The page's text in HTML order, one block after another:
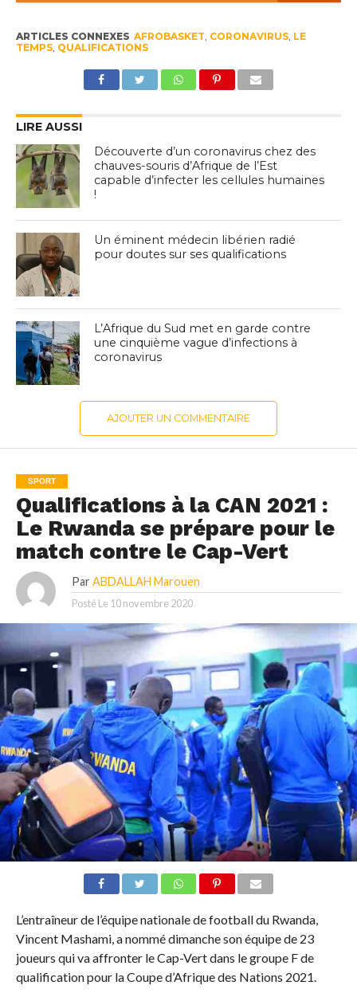
ARTICLES CONNEXES AFROBASKET CORONAVIRUS, LE
TEMPS, QUALIFICATIONS
LIRE AUSSI
Découverte d’un coronavirus chez des
chauves-souris d’Afrique de l’Est
capable d’infecter les cellules humaines
!
Un éminent médecin libérien radié
pour doutes sur ses qualifications
L’Afrique du Sud met en garde contre
une cinquième vague d’infections à
coronavirus
AJOUTER UN COMMENTAIRE
SPORT
Qualifications à la CAN 2021 :
Le Rwanda se prépare pour le
match contre le Cap-Vert
Par ABDALLAH Marouen
Posté Le 10 novembre 2020
L’entraîneur de l’équipe nationale de football du Rwanda,
Vincent Mashami, a nommé dimanche son équipe de 23
joueurs qui va affronter le Cap-Vert dans le groupe F de
qualification pour la Coupe d’Afrique des Nations 2021.